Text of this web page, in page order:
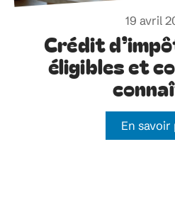
19 avril
Crédit
éligibles et
En savoir